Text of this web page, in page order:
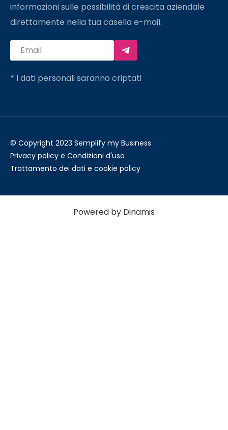
informazioni sulle possibilità di crescita aziendale
direttamente nella tua casella e-mail.
* I dati personali saranno criptati
© Copyright 2023 Semplify my Business
Privacy policy e Condizioni d'uso
Trattamento dei dati e cookie policy
Powered by Dinamis